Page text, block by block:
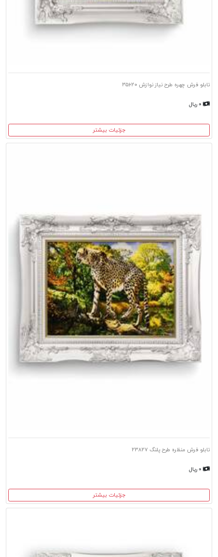
تابلو فرش چهره طرح نیاز نوازش ۳۵۶۲۰
جزئیات بیشتر
تابلو فرش منظره طرح پلنگ ۲۳۸۲۷
جزئیات بیشتر